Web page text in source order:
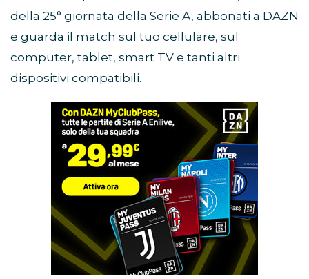
della 25° giornata della Serie A, abbonati a DAZN
e guarda il match sul tuo cellulare, sul
computer, tablet, smart TV e tanti altri
dispositivi compatibili.